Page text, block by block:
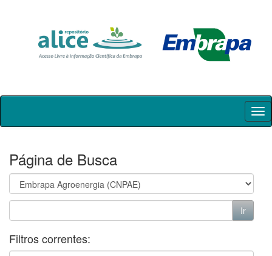
Skip
Página de Busca
Filtros correntes: